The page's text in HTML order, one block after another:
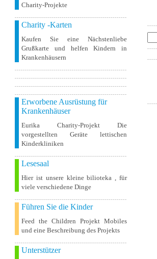
Charity-Projekte
Charity -Karten
Kaufen Sie eine Nächstenliebe
Grußkarte und helfen Kindern in
Krankenhäusern
Erworbene Ausrüstung für
Krankenhäuser
Eurika Charity-Projekt Die
vorgestellten Geräte lettischen
Kinderkliniken
Lesesaal
Hier ist unsere kleine bilioteka , für
viele verschiedene Dinge
Führen Sie die Kinder
Feed the Children Projekt Mobiles
und eine Beschreibung des Projekts
Unterstützer